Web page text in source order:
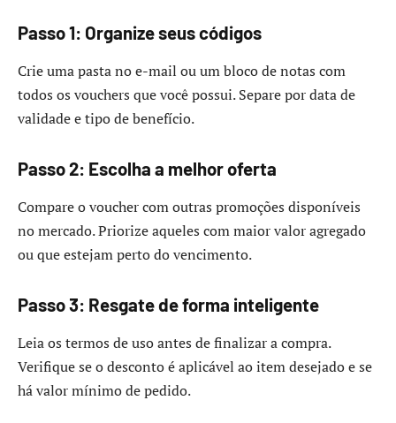
Passo 1: Organize seus códigos
Crie uma pasta no e-mail ou um bloco de notas com
todos os vouchers que você possui. Separe por data de
validade e tipo de benefício.
Passo 2: Escolha a melhor oferta
Compare o voucher com outras promoções disponíveis
no mercado. Priorize aqueles com maior valor agregado
ou que estejam perto do vencimento.
Passo 3: Resgate de forma inteligente
Leia os termos de uso antes de finalizar a compra.
Verifique se o desconto é aplicável ao item desejado e se
há valor mínimo de pedido.